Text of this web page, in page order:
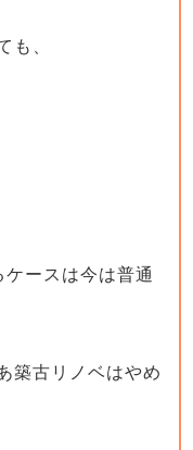
も、
ースは今は普通
築古リノベはやめ